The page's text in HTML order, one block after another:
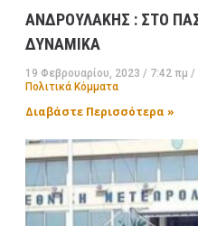
ΑΝΔΡΟΥΛΑΚΗΣ : ΣΤΟ
ΔΥΝΑΜΙΚΑ
19 Φεβρουαρίου, 2023 7:42 πμ
Πολιτικά Κόμματα
Διαβάστε Περισσότερα »